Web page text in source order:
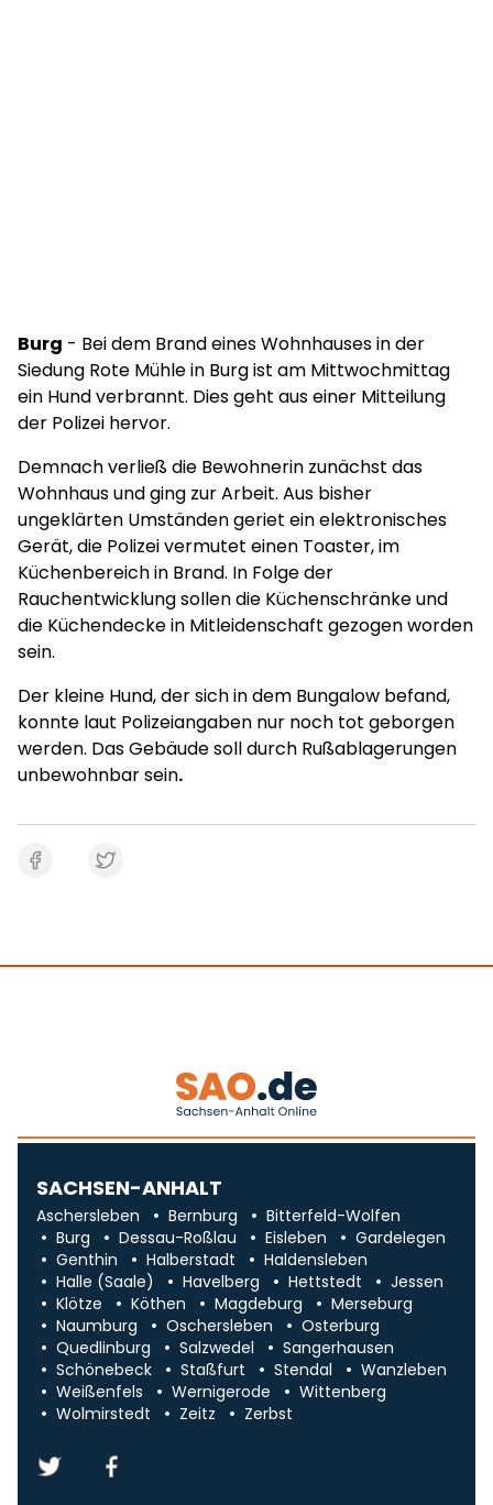
Burg - Bei dem Brand eines Wohnhauses in der
Siedung Rote Mühle in Burg ist am Mittwochmittag
ein Hund verbrannt. Dies geht aus einer Mitteilung
der Polizei hervor.
Demnach verließ die Bewohnerin zunächst das
Wohnhaus und ging zur Arbeit. Aus bisher
ungeklärten Umständen geriet ein elektronisches
Gerät, die Polizei vermutet einen Toaster, im
Küchenbereich in Brand. In Folge der
Rauchentwicklung sollen die Küchenschränke und
die Küchendecke in Mitleidenschaft gezogen worden
sein.
Der kleine Hund, der sich in dem Bungalow befand,
konnte laut Polizeiangaben nur noch tot geborgen
werden. Das Gebäude soll durch Rußablagerungen
unbewohnbar sein.
SACHSEN-ANHALT
Aschersleben Bernburg
Bitterfeld-Wolfen
Burg
Dessau-Roßlau Eisleben
Gardelegen
Genthin
Halberstadt
Haldensleben
Halle (Saale)
Havelberg Hettstedt
Jessen
Klötze
Köthen Magdeburg
Merseburg
Naumburg
Oschersleben
Osterburg
Quedlinburg
Salzwedel
Sangerhausen
Schönebeck
Staßfurt Stendal
Wanzleben
Weißenfels
Wernigerode
Wittenberg
Wolmirstedt
Zeitz Zerbst